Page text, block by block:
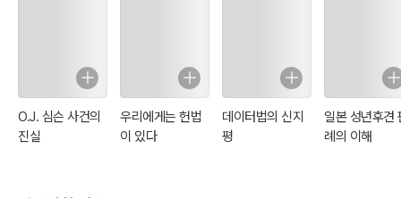
O.J. 심슨 사건의
진실
우리에게는 헌법
이 있다
데이터법의 신지
평
일본 성년후견
례의 이해